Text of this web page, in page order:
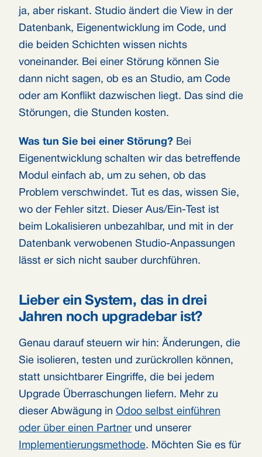
ja, aber riskant. Studio ändert die View in der
Datenbank, Eigenentwicklung im Code, und
die beiden Schichten wissen nichts
voneinander. Bei einer Störung können Sie
dann nicht sagen, ob es an Studio, am Code
oder am Konflikt dazwischen liegt. Das sind die
Störungen, die Stunden kosten.
Was tun Sie bei einer Störung? Bei
Eigenentwicklung schalten wir das betreffende
Modul einfach ab, um zu sehen, ob das
Problem verschwindet. Tut es das, wissen Sie,
wo der Fehler sitzt. Dieser Aus/Ein-Test ist
beim Lokalisieren unbezahlbar, und mit in der
Datenbank verwobenen Studio-Anpassungen
lässt er sich nicht sauber durchführen.
Lieber ein System, das in drei
Jahren noch upgradebar ist?
Genau darauf steuern wir hin: Änderungen, die
Sie isolieren, testen und zurückrollen können,
statt unsichtbarer Eingriffe, die bei jedem
Upgrade Überraschungen liefern. Mehr zu
dieser Abwägung in Odoo selbst einführen
oder über einen Partner und unserer
Implementierungsmethode. Möchten Sie es für